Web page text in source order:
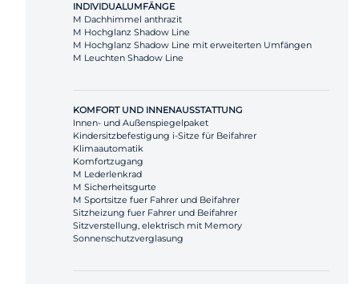
INDIVIDUALUMFÄNGE
M Dachhimmel anthrazit
M Hochglanz Shadow Line
M Hochglanz Shadow Line mit erweiterten Umfängen
M Leuchten Shadow Line
KOMFORT UND INNENAUSSTATTUNG
Innen- und Außenspiegelpaket
Kindersitzbefestigung i-Sitze für Beifahrer
Klimaautomatik
Komfortzugang
M Lederlenkrad
M Sicherheitsgurte
M Sportsitze fuer Fahrer und Beifahrer
Sitzheizung fuer Fahrer und Beifahrer
Sitzverstellung, elektrisch mit Memory
Sonnenschutzverglasung